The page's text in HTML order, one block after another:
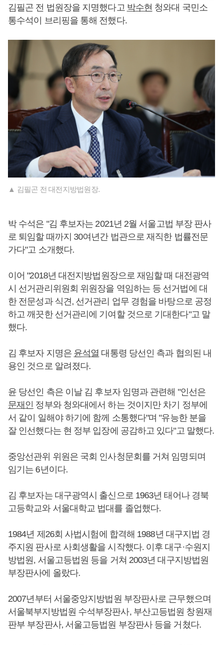
김필곤 전 법원장을 지명했다고 박수현 청와대 국민소
통수석이 브리핑을 통해 전했다.
▲ 김필곤 전 대전지방법원장.
박 수석은 "김 후보자는 2021년 2월 서울고법 부장 판사
로 퇴임할 때까지 30여년간 법관으로 재직한 법률전문
가다"고 소개했다.
이어 "2018년 대전지방법원장으로 재임할 때 대전광역
시 선거관리위원회 위원장을 역임하는 등 선거법에 대
한 전문성과 식견, 선거관리 업무 경험을 바탕으로 공정
하고 깨끗한 선거관리에 기여할 것으로 기대한다"고 말
했다.
김 후보자 지명은 윤석열 대통령 당선인 측과 협의된 내
용인 것으로 알려졌다.
윤 당선인 측은 이날 김 후보자 임명과 관련해 "인선은
문재인 정부와 청와대에서 하는 것이지만 차기 정부에
서 같이 일해야 하기에 함께 소통했다"며 "유능한 분을
잘 인선했다는 현 정부 입장에 공감하고 있다"고 말했다.
중앙선관위 위원은 국회 인사청문회를 거쳐 임명되며
임기는 6년이다.
김 후보자는 대구광역시 출신으로 1963년 태어나 경북
고등학교와 서울대학교 법대를 졸업했다.
1984년 제26회 사법시험에 합격해 1988년 대구지법 경
주지원 판사로 사회생활을 시작했다. 이후 대구·수원지
방법원, 서울고등법원 등을 거쳐 2003년 대구지방법원
부장판사에 올랐다.
2007년부터 서울중앙지방법원 부장판사로 근무했으며
서울북부지방법원 수석부장판사, 부산고등법원 창원재
판부 부장판사, 서울고등법원 부장판사 등을 거쳤다.